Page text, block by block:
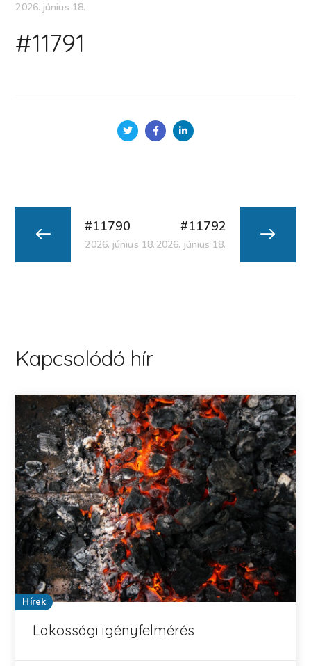
2026. június 18.
#11791
#11790
2026. június 18.
#11792
2026. június 18.
Kapcsolódó hír
Hírek
Lakossági igényfelmérés